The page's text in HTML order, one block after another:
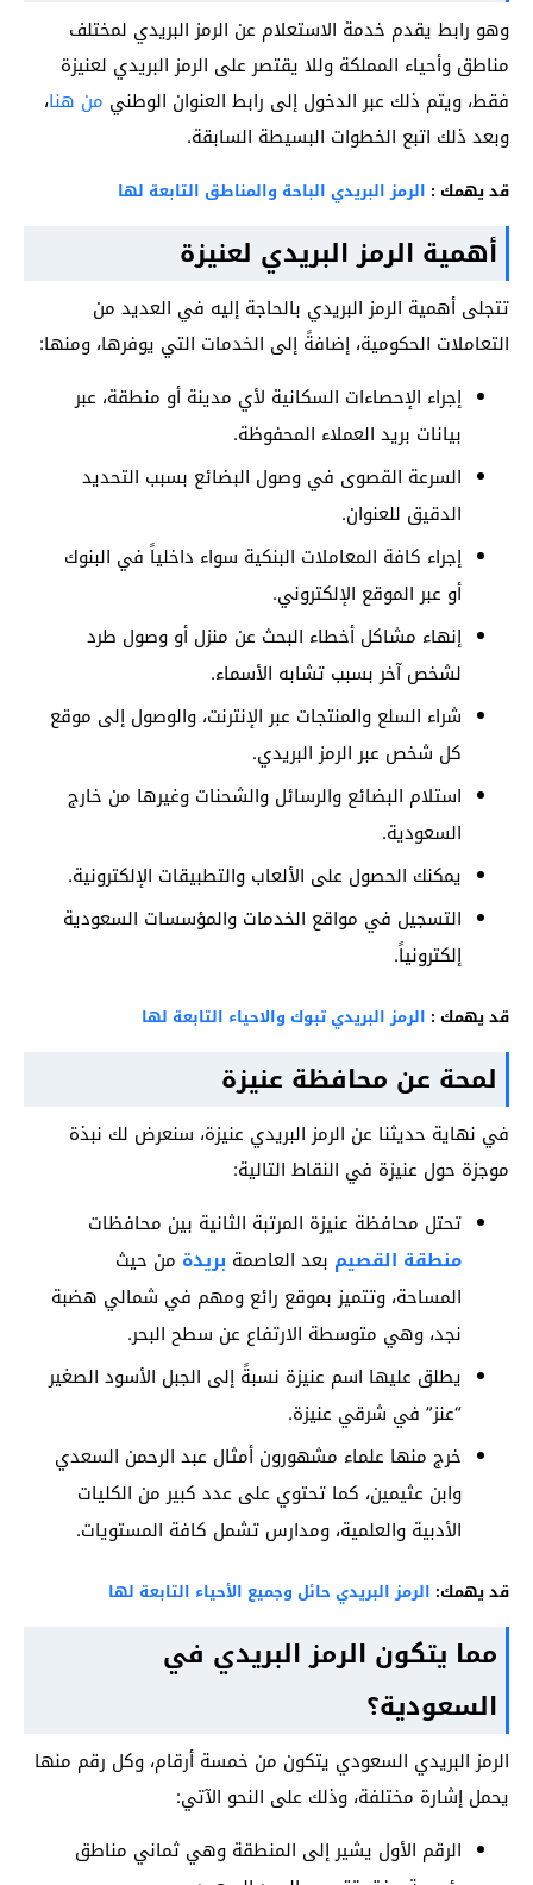
وهو رابط يقدم خدمة الاستعلام عن الرمز البريدي لمختلف
مناطق وأحياء المملكة وللا يقتصر على الرمز البريدي لعنيزة
فقط، ويتم ذلك عبر الدخول إلى رابط العنوان الوطني من هنا،
وبعد ذلك اتبع الخطوات البسيطة السابقة.
قد يهمك : الرمز البريدي الباحة والمناطق التابعة لها
أهمية الرمز البريدي لعنيزة
تتجلى أهمية الرمز البريدي بالحاجة إليه في العديد من
التعاملات الحكومية، إضافةً إلى الخدمات التي يوفرها، ومنها:
إجراء الإحصاءات السكانية لأي مدينة أو منطقة، عبر
بيانات بريد العملاء المحفوظة.
السرعة القصوى في وصول البضائع بسبب التحديد
الدقيق للعنوان.
إجراء كافة المعاملات البنكية سواء داخلياً في البنوك
أو عبر الموقع الإلكتروني.
إنهاء مشاكل أخطاء البحث عن منزل أو وصول طرد
لشخص آخر بسبب تشابه الأسماء.
شراء السلع والمنتجات عبر الإنترنت، والوصول إلى موقع
كل شخص عبر الرمز البريدي.
استلام البضائع والرسائل والشحنات وغيرها من خارج
السعودية.
يمكنك الحصول على الألعاب والتطبيقات الإلكترونية.
التسجيل في مواقع الخدمات والمؤسسات السعودية
إلكترونياً.
قد يهمك : الرمز البريدي تبوك والاحياء التابعة لها
لمحة عن محافظة عنيزة
في نهاية حديثنا عن الرمز البريدي عنيزة، سنعرض لك نبذة
موجزة حول عنيزة في النقاط التالية:
تحتل محافظة عنيزة المرتبة الثانية بين محافظات
منطقة القصيم بعد العاصمة بريدة من حيث
المساحة، وتتميز بموقع رائع ومهم في شمالي هضبة
نجد، وهي متوسطة الارتفاع عن سطح البحر.
يطلق عليها اسم عنيزة نسبةً إلى الجبل الأسود الصغير
“عنز” في شرقي عنيزة.
خرج منها علماء مشهورون أمثال عبد الرحمن السعدي
وابن عثيمين، كما تحتوي على عدد كبير من الكليات
الأدبية والعلمية، ومدارس تشمل كافة المستويات.
قد يهمك: الرمز البريدي حائل وجميع الأحياء التابعة لها
مما يتكون الرمز البريدي في
السعودية؟
الرمز البريدي السعودي يتكون من خمسة أرقام، وكل رقم منها
يحمل إشارة مختلفة، وذلك على النحو الآتي:
الرقم الأول يشير إلى المنطقة وهي ثماني مناطق